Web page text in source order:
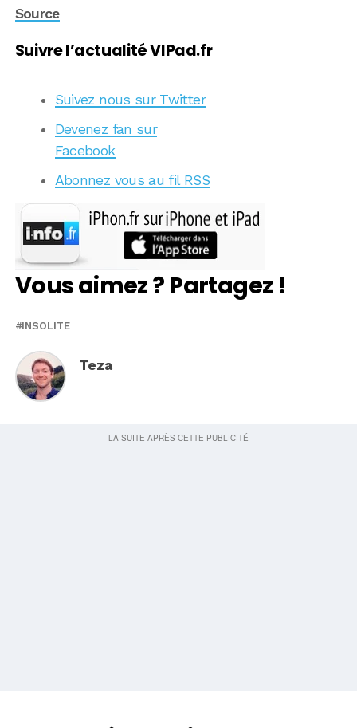
Source
Suivre l’actualité VIPad.fr
Suivez nous sur Twitter
Devenez fan sur
Facebook
Abonnez vous au fil RSS
Vous aimez ? Partagez !
INSOLITE
Teza